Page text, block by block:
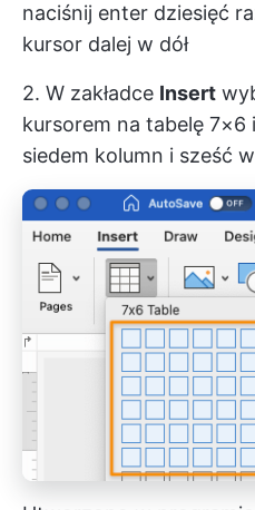
naciśnij enter dziesięć
kursor dalej w dół
2. W zakładce Insert
kursorem na tabelę 7×6
siedem kolumn i sześć